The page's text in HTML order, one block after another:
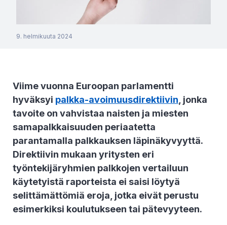
9. helmikuuta 2024
Viime vuonna Euroopan parlamentti
hyväksyi palkka-avoimuusdirektiivin , jonka
tavoite on vahvistaa naisten ja miesten
samapalkkaisuuden periaatetta
parantamalla palkkauksen läpinäkyvyyttä.
Direktiivin mukaan yritysten eri
työntekijäryhmien palkkojen vertailuun
käytetyistä raporteista ei saisi löytyä
selittämättömiä eroja, jotka eivät perustu
esimerkiksi koulutukseen tai pätevyyteen.